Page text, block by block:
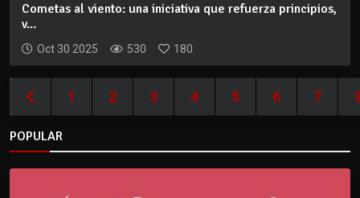
Cometas al viento: una iniciativa que refuerza principios,
v...
Oct 30 2025 530 180
1 2 3 4 5 6 7
POPULAR